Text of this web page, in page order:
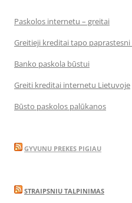
Paskolos internetu – greitai
Greitieji kreditai tapo
Banko paskola būstui
Greiti kreditai internetu Lietuvoje
Būsto paskolos palūkanos
GYVUNU PREKES PIGIAU
STRAIPSNIU TALPINIMAS